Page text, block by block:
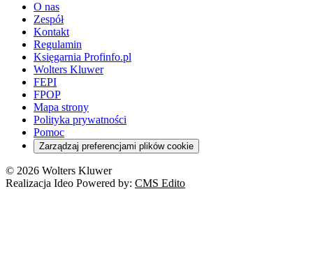
O nas
Zespół
Kontakt
Regulamin
Księgarnia Profinfo.pl
Wolters Kluwer
FEPI
FPOP
Mapa strony
Polityka prywatności
Pomoc
Zarządzaj preferencjami plików cookie
© 2026 Wolters Kluwer
Realizacja Ideo Powered by: CMS Edito